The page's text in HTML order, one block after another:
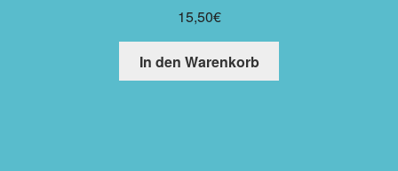
15,50€
In den Warenkorb